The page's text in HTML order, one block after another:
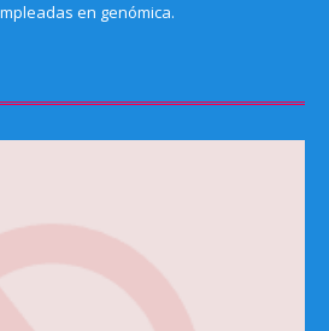
en genómica.